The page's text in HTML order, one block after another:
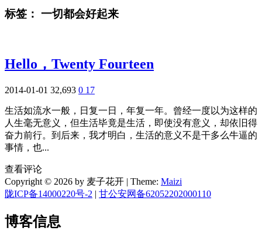
标签： 一切都会好起来
Hello，Twenty Fourteen
2014-01-01 32,693 0 17
生活如流水一般，日复一日，年复一年。曾经一度以为这样的
人生毫无意义，但生活毕竟是生活，即使没有意义，却依旧得
奋力前行。到后来，我才明白，生活的意义不是干多么牛逼的
事情，也...
查看评论
Copyright © 2026 by 麦子花开 | Theme: Maizi
陇ICP备14000220号-2 | 甘公安网备62052202000110
博客信息